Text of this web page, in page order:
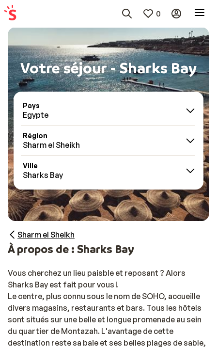
0
Votre séjour - Sharks Bay
Pays
Egypte
Région
Sharm el Sheikh
Ville
Sharks Bay
Sharm el Sheikh
À propos de : Sharks Bay
Vous cherchez un lieu paisble et reposant ? Alors
Sharks Bay est fait pour vous !
Le centre, plus connu sous le nom de SOHO, accueille
divers magasins, restaurants et bars. Tous les hôtels
sont situés sur une belle et longue promenade au sein
du quartier de Montazah. L'avantage de cette
destination reste sa baie et ses belles plages de sable,